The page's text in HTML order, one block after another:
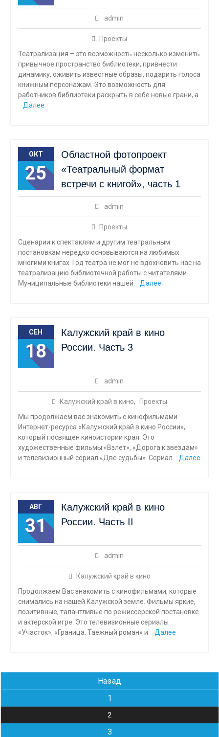
admin
Проекты
Театрализация – это возможность несколько изменить
привычное пространство библиотеки, привнести
динамику, оживить известные образы, подарить голоса
книжным персонажам. Это возможность для
работников библиотеки раскрыть в себе новые грани, а
Далее
ОКТ
25
Областной фотопроект
«Театральный формат
встречи с книгой», часть 1
admin
Проекты
Сценарии к спектаклям и другим театральным
постановкам нередко основываются на любимых
многими книгах. Год театра не мог не вдохновить нас на
театрализацию библиотечной работы с читателями.
Муниципальные библиотеки нашей
Далее
СЕН
18
Калужский край в кино
России. Часть 3
admin
Калужский край в кино,
Проекты
Мы продолжаем вас знакомить с кинофильмами
Интернет-ресурса «Калужский край в кино России»,
который посвящен киноистории края. Это
художественные фильмы «Взлет», «Дорога к звездам»
и телевизионный сериал «Две судьбы». Сериал
Далее
АВГ
31
Калужский край в кино
России. Часть II
admin
Калужский край в кино
Продолжаем Вас знакомить с кинофильмами, которые
снимались на нашей Калужской земле. Фильмы яркие,
позитивные, талантливые по режиссерской постановке
и актерской игре. Это телевизионные сериалы
«Участок», «Граница. Таежный роман» и
Далее
Навигация
по
записям
Назад
1
2
3